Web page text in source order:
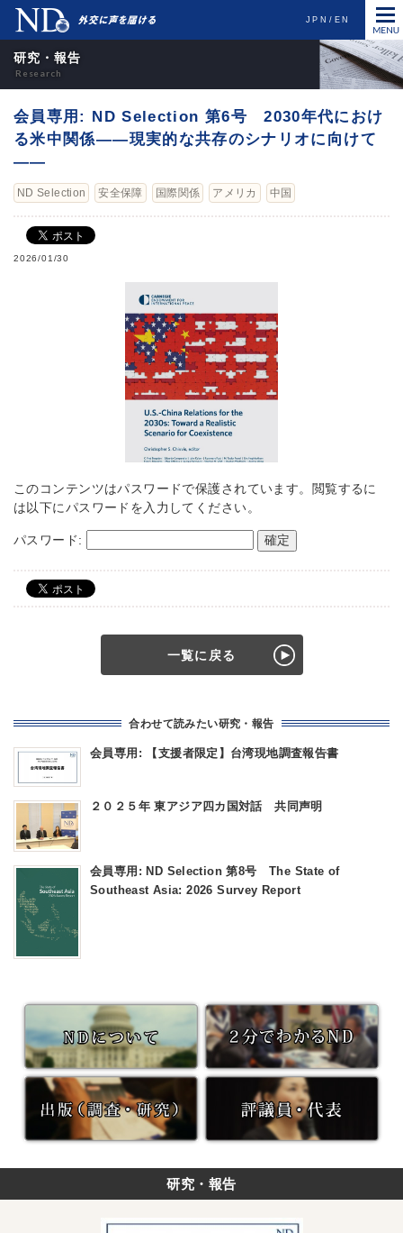
JPN EN
研究・報告
会員専用: ND Selection 第6号 2030年代におけ
る米中関係――現実的な共存のシナリオに向けて
――
ND Selection 安全保障 国際関係 アメリカ 中国
2026/01/30
このコンテンツはパスワードで保護されています。閲覧するに
は以下にパスワードを入力してください。
パスワード:
一覧に戻る
合わせて読みたい研究・報告
会員専用: 【支援者限定】台湾現地調査報告書
２０２５年 東アジア四カ国対話 共同声明
会員専用: ND Selection 第8号 The State of
Southeast Asia: 2026 Survey Report
研究・報告